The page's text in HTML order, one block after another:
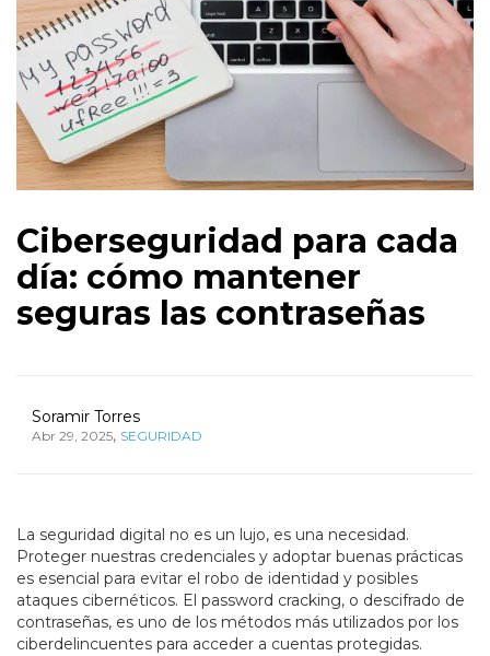
Ciberseguridad para cada
día: cómo mantener
seguras las contraseñas
Soramir Torres
Abr 29, 2025, SEGURIDAD
La seguridad digital no es un lujo, es una necesidad.
Proteger nuestras credenciales y adoptar buenas prácticas
es esencial para evitar el robo de identidad y posibles
ataques cibernéticos. El password cracking, o descifrado de
contraseñas, es uno de los métodos más utilizados por los
ciberdelincuentes para acceder a cuentas protegidas.